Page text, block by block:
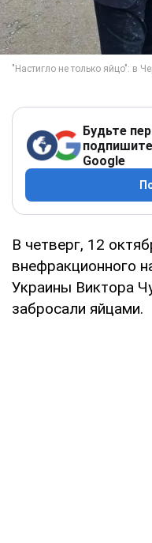
Будьте
Google
В четверг, 12
внефракционного
Украины Виктора
забросали яйцами.